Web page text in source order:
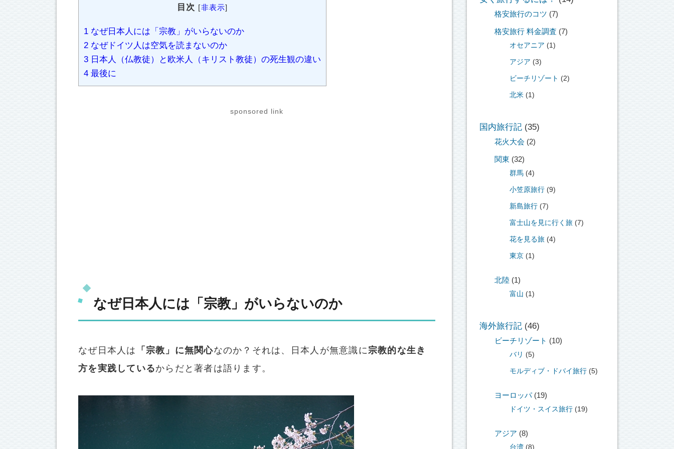
目次 [非表示]
1 なぜ日本人には「宗教」がいらないのか
2 なぜドイツ人は空気を読まないのか
3 日本人（仏教徒）と欧米人（キリスト教徒）の死生観の違い
4 最後に
sponsored link
なぜ日本人には「宗教」がいらないのか
なぜ日本人は 「宗教」に無関心なのか？それは、日本人が無意識に宗教的な生き
方を実践しているからだと著者は語ります。
格安旅行のコツ (7)
格安旅行 料金調査 (7)
オセアニア (1)
アジア (3)
ビーチリゾート (2)
北米 (1)
国内旅行記 (35)
花火大会 (2)
関東 (32)
群馬 (4)
小笠原旅行 (9)
新島旅行 (7)
富士山を見に行く旅 (7)
花を見る旅 (4)
東京 (1)
北陸 (1)
富山 (1)
海外旅行記 (46)
ビーチリゾート (10)
バリ (5)
モルディブ・ドバイ旅行 (5)
ヨーロッパ(19)
ドイツ・スイス旅行 (19)
アジア (8)
台湾 (8)